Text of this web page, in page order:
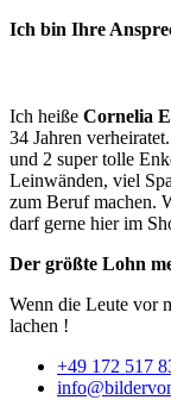
Ich bin Ihre
Ich heiße Cornelia
34 Jahren
und 2 super tolle
Leinwänden, viel
zum Beruf machen.
darf gerne hier im
Der größte Lohn
Wenn die Leute vor
lachen !
+49 172 517